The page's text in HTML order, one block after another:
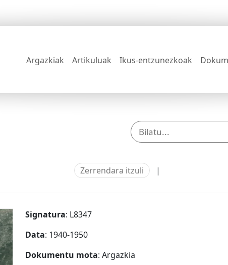
Argazkiak Artikuluak Ikus-entzunezkoak
Zerrendara itzuli |
Signatura: L8347
Data: 1940-1950
Dokumentu mota: Argazkia